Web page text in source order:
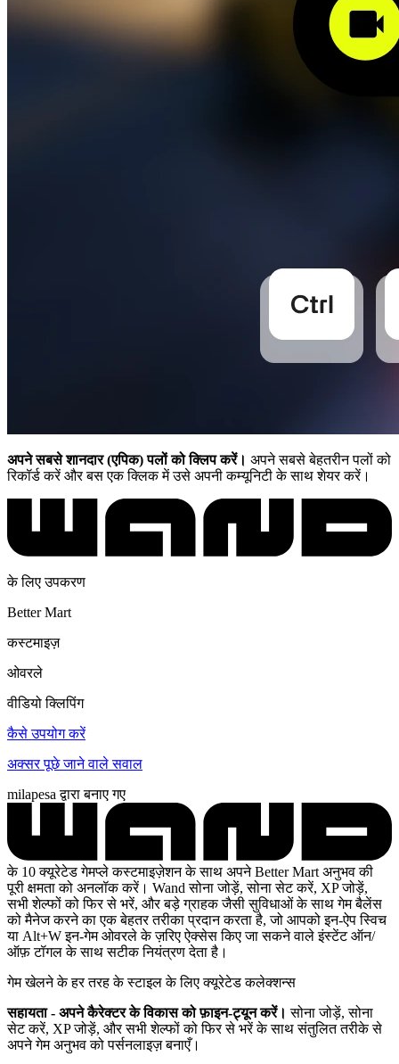
अपने सबसे शानदार (एपिक) पलों को क्लिप करें। अपने सबसे बेहतरीन पलों को
रिकॉर्ड करें और बस एक क्लिक में उसे अपनी कम्यूनिटी के साथ शेयर करें।
के लिए उपकरण
Better Mart
कस्टमाइज़
ओवरले
वीडियो क्लिपिंग
कैसे उपयोग करें
अक्सर पूछे जाने वाले सवाल
milapesa द्वारा बनाए गए
के 10 क्यूरेटेड गेमप्ले कस्टमाइज़ेशन के साथ अपने Better Mart अनुभव की
पूरी क्षमता को अनलॉक करें। Wand सोना जोड़ें, सोना सेट करें, XP जोड़ें,
सभी शेल्फों को फिर से भरें, और बड़े ग्राहक जैसी सुविधाओं के साथ गेम बैलेंस
को मैनेज करने का एक बेहतर तरीका प्रदान करता है, जो आपको इन-ऐप स्विच
या Alt+W इन-गेम ओवरले के ज़रिए ऐक्सेस किए जा सकने वाले इंस्टेंट ऑन/
ऑफ़ टॉगल के साथ सटीक नियंत्रण देता है।
गेम खेलने के हर तरह के स्टाइल के लिए क्यूरेटेड कलेक्शन्स
सहायता - अपने कैरेक्टर के विकास को फ़ाइन-ट्यून करें। सोना जोड़ें, सोना
सेट करें, XP जोड़ें, और सभी शेल्फों को फिर से भरें के साथ संतुलित तरीके से
अपने गेम अनुभव को पर्सनलाइज़ बनाएँ।